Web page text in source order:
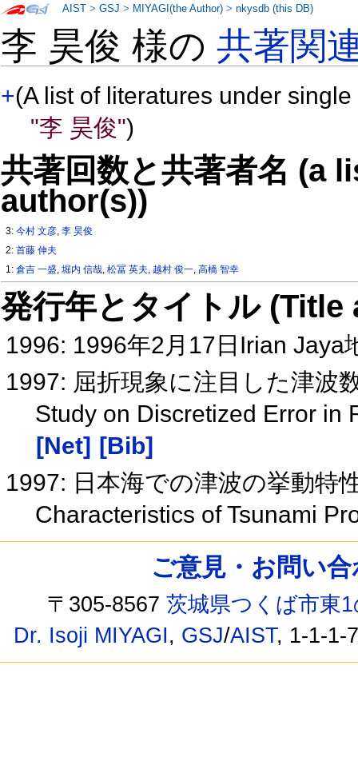
李 昊俊 様の共著関
+(A list of literatures under
"李 昊俊")
共著回数と共著者名 (a
author(s))
3:今村 文彦,李 昊俊
2:首藤 伸夫
1:倉吉 一盛,堀内 信哉,松冨 英夫, 越村 俊一,高橋 智幸
発行年とタイトル
1996: 1996年2月17日Irian
1997: 屈折現象に注目した津波
Study on Discretized Error in
[Net]
[Bib]
1997: 日本海での津波の挙動特
Characteristics of Tsunami
AIST >GSJ > MIYAGI(the Author) >nkysdb (this DB)
ご意見・お問い
〒305-8567茨城県つくば市東
Dr. Isoji MIYAGI, GSJ/AIST, 1-1-1-